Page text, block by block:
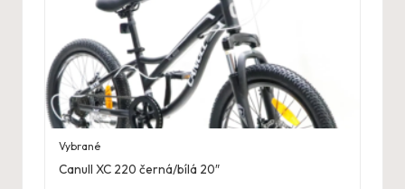
Vybrané
Canull XC 220 černá/bílá 20″